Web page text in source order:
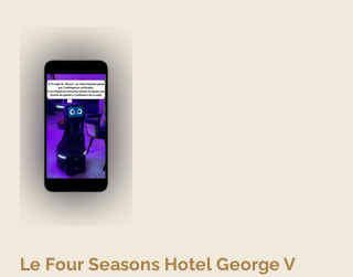
Le Four Seasons Hotel George V